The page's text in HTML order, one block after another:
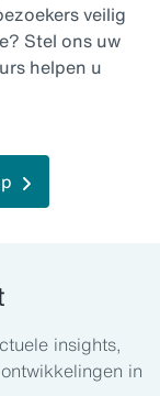
veilig
Stel ons uw
helpen u
insights,
in